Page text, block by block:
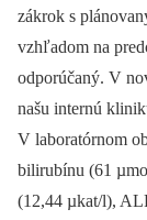
zákrok s
vzhľadom na
odporúčaný. V
našu internú
V laboratórnom
bilirubínu (61
(12,44 µkat/l),